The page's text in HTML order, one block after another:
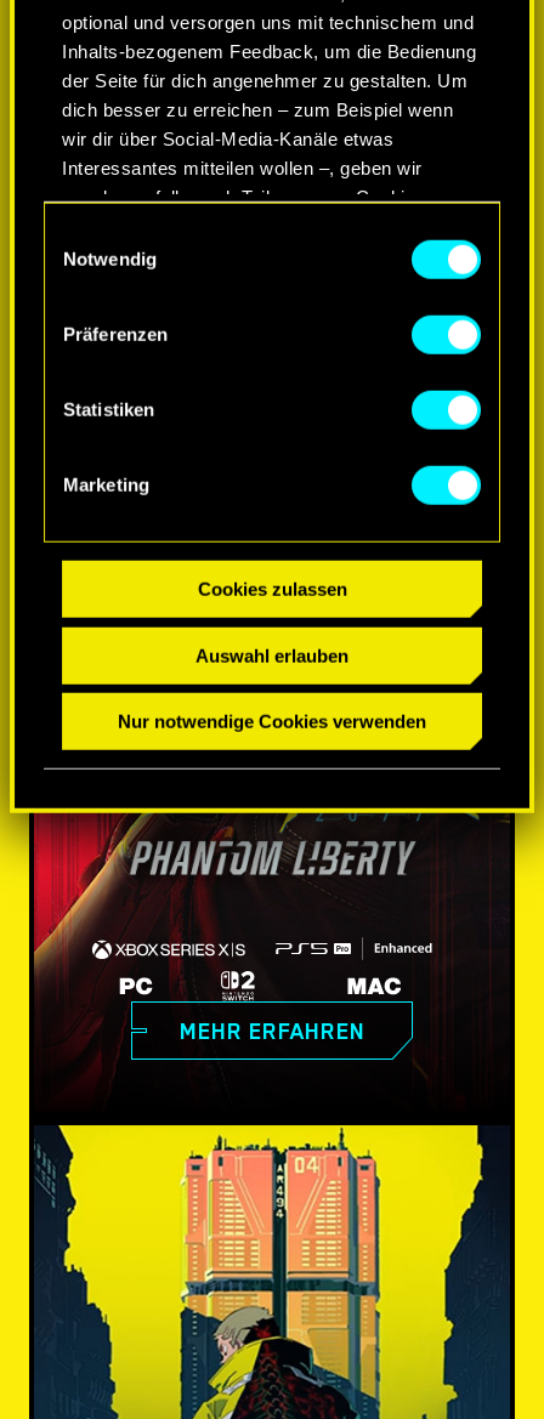
optional und versorgen uns mit technischem und
Inhalts-bezogenem Feedback, um die Bedienung
der Seite für dich angenehmer zu gestalten. Um
dich besser zu erreichen – zum Beispiel wenn
wir dir über Social-Media-Kanäle etwas
Interessantes mitteilen wollen –, geben wir
gegebenenfalls auch Teile unserer Cookies an
Cookies erfordert allerdings deine Zustimmung.
Alle Details zu unserer Nutzung von Cookies
findest du unten im Menü „Einstellungen“, wo du,
das Thema Cookies ändern kannst.
Notwendig
Präferenzen
Statistiken
Marketing
Cookies zulassen
Auswahl erlauben
Nur notwendige Cookies verwenden
MEHR ERFAHREN